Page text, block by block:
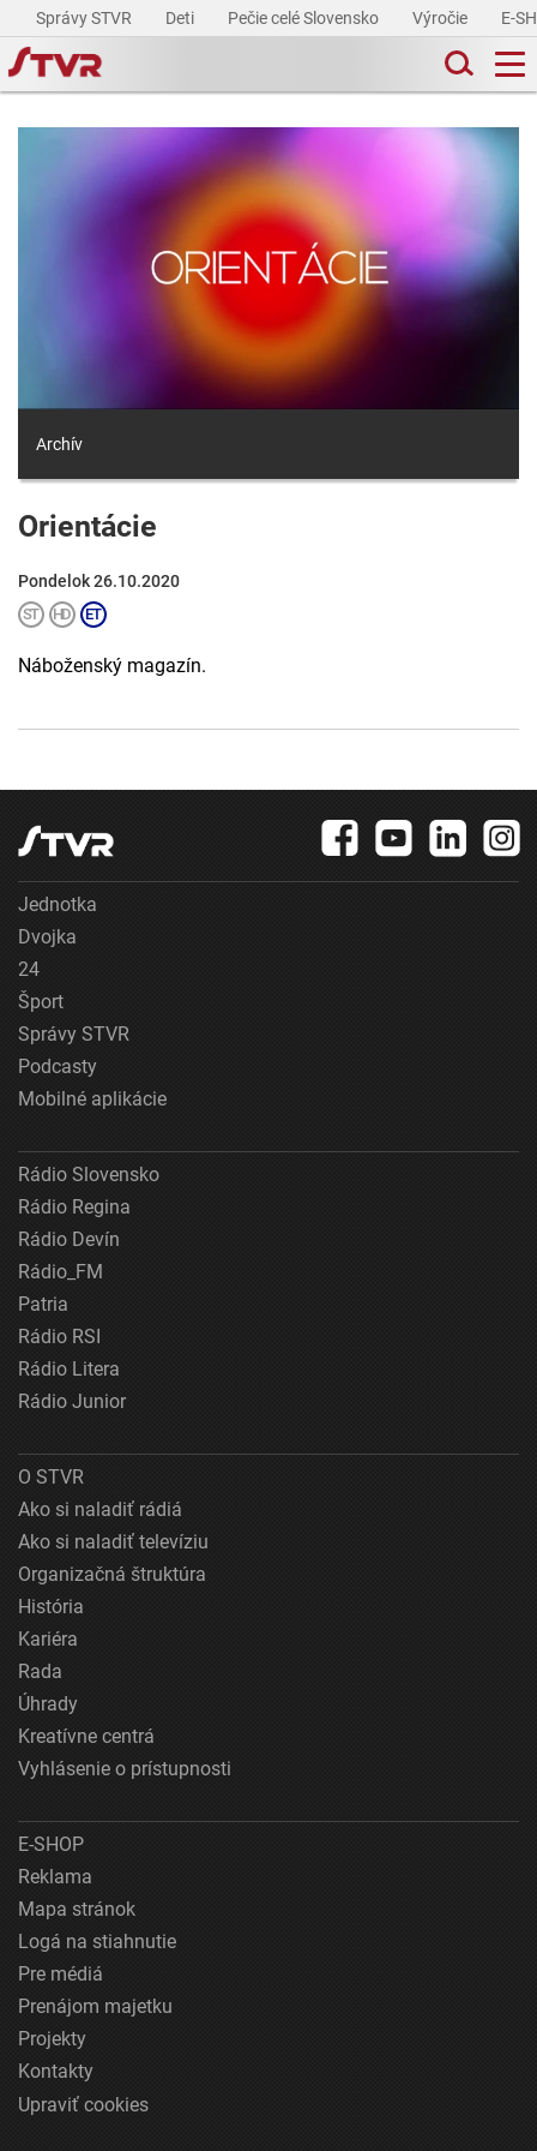
Správy STVR Deti Pečie celé Slovensko Výročie E-
Archív
Orientácie
Pondelok 26.10.2020
Náboženský magazín.
Jednotka
Dvojka
24
Šport
Správy STVR
Podcasty
Mobilné aplikácie
Rádio Slovensko
Rádio Regina
Rádio Devín
Rádio_FM
Patria
Rádio RSI
Rádio Litera
Rádio Junior
O STVR
Ako si naladiť rádiá
Ako si naladiť televíziu
Organizačná štruktúra
História
Kariéra
Rada
Úhrady
Kreatívne centrá
Vyhlásenie o prístupnosti
E-SHOP
Reklama
Mapa stránok
Logá na stiahnutie
Pre médiá
Prenájom majetku
Projekty
Kontakty
Upraviť cookies